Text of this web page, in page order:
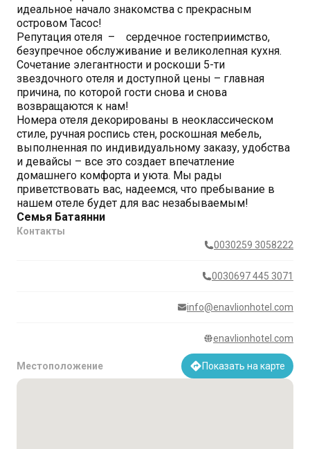
идеальное начало знакомства с прекрасным
островом Тасос!
Репутация отеля – сердечное гостеприимство,
безупречное обслуживание и великолепная кухня.
Сочетание элегантности и роскоши 5-ти
звездочного отеля и доступной цены – главная
причина, по которой гости снова и снова
возвращаются к нам!
Номера отеля декорированы в неоклассическом
стиле, ручная роспись стен, роскошная мебель,
выполненная по индивидуальному заказу, удобства
и девайсы – все это создает впечатление
домашнего комфорта и уюта. Мы рады
приветствовать вас, надеемся, что пребывание в
нашем отеле будет для вас незабываемым!
Семья Батаянни
Контакты
0030259 3058222
0030697 445 3071
info@enavlionhotel.com
enavlionhotel.com
Местоположение Показать на карте